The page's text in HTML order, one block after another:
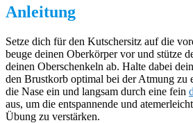
Anleitung
Setze dich für den Kutschersitz auf die
beuge deinen Oberkörper vor und stütze
deinen Oberschenkeln ab. Halte dabei
den Brustkorb optimal bei der Atmung zu
die Nase ein und langsam durch eine fein
aus, um die entspannende und
Übung zu verstärken.